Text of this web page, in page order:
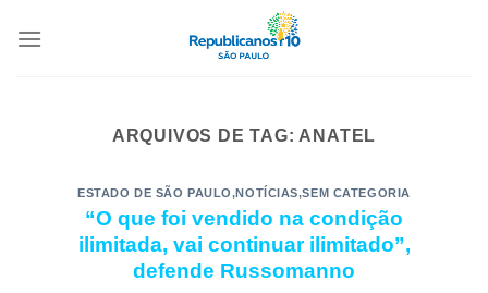
ARQUIVOS DE TAG: ANATEL
ESTADO DE SÃO PAULO,NOTÍCIAS,SEM CATEGORIA
“O que foi vendido na condição
ilimitada, vai continuar ilimitado”,
defende Russomanno